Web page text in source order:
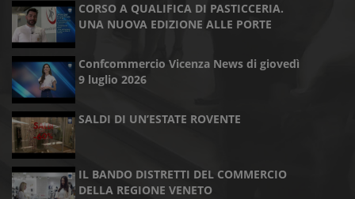
CORSO A QUALIFICA DI PASTICCERIA.
UNA NUOVA EDIZIONE ALLE PORTE
Confcommercio Vicenza News di giovedì
9 luglio 2026
SALDI DI UN’ESTATE ROVENTE
IL BANDO DISTRETTI DEL COMMERCIO
DELLA REGIONE VENETO